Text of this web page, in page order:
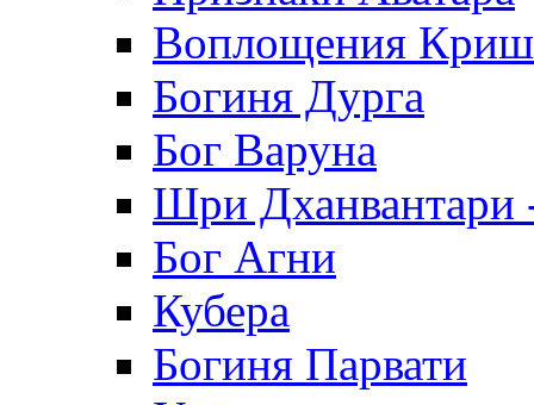
Воплощения
Богиня Дурга
Бог Варуна
Шри Дханвантари
Бог Агни
Кубера
Богиня Парвати